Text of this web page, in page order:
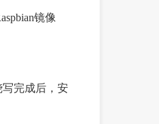
镜像
写完成后，安